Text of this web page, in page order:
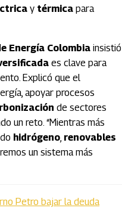
y térmica para
Energía Colombia insistió
es clave para
Explicó que el
apoyar procesos
de sectores
un reto. “Mientras más
hidrógeno, renovables
un sistema más
Petro bajar la deuda